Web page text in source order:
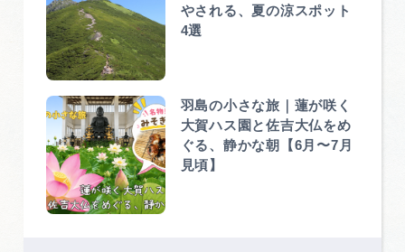
やされる、夏の涼スポット
4選
羽島の小さな旅｜蓮が咲く
大賀ハス園と佐吉大仏をめ
ぐる、静かな朝【6月〜7月
見頃】